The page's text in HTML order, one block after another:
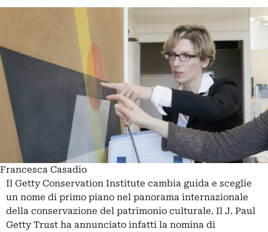
Francesca Casadio
Il Getty Conservation Institute cambia guida e sceglie
un nome di primo piano nel panorama internazionale
della conservazione del patrimonio culturale. Il J. Paul
Getty Trust ha annunciato infatti la nomina di